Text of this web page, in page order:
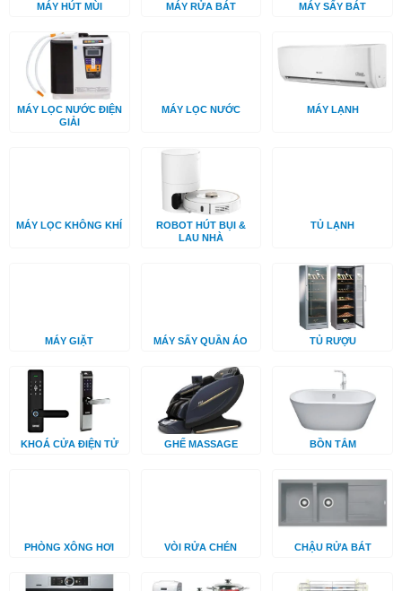
MÁY HÚT MÙI MÁY RỬA BÁT MÁY SẤY BÁT
MÁY LỌC NƯỚC ĐIỆN
GIẢI
MÁY LỌC NƯỚC MÁY LẠNH
MÁY LỌC KHÔNG KHÍ
ROBOT HÚT BỤI &
LAU NHÀ
TỦ LẠNH
MÁY GIẶT MÁY SẤY QUẦN ÁO TỦ RƯỢU
KHOÁ CỬA ĐIỆN TỬ GHẾ MASSAGE BỒN TẮM
PHÒNG XÔNG HƠI VÒI RỬA CHÉN CHẬU RỬA BÁT